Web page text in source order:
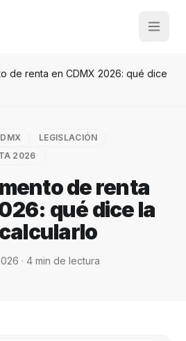
de renta en CDMX 2026: qué dice
LEGISLACIÓN
2026
de renta
qué dice la
· 4 min de lectura